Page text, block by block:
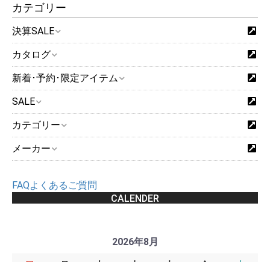
カテゴリー
決算SALE
カタログ
新着･予約･限定アイテム
SALE
カテゴリー
メーカー
FAQよくあるご質問
CALENDER
2026年8月